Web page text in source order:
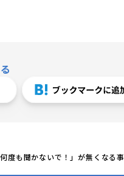
度も聞かないで！」が無くなる